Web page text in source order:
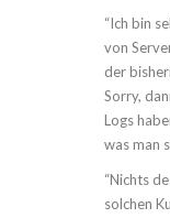
“Ich bin
von
der
Sorry,
Logs
was man
“Nichts
solchen